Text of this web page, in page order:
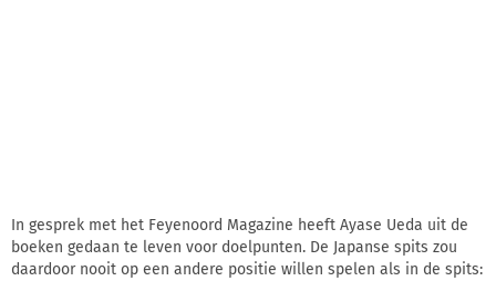
In gesprek met het Feyenoord Magazine heeft Ayase Ueda uit de
boeken gedaan te leven voor doelpunten. De Japanse spits zou
daardoor nooit op een andere positie willen spelen als in de spits: